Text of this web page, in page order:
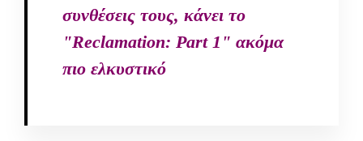
συνθέσεις τους, κάνει το
"Reclamation: Part 1" ακόμα
πιο ελκυστικό